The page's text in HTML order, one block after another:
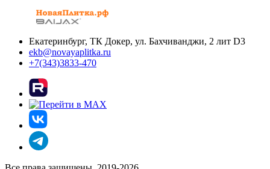
Екатеринбург, ТК Докер, ул. Бахчиванджи, 2 лит D3
ekb@novayaplitka.ru
+7(343)3833-470